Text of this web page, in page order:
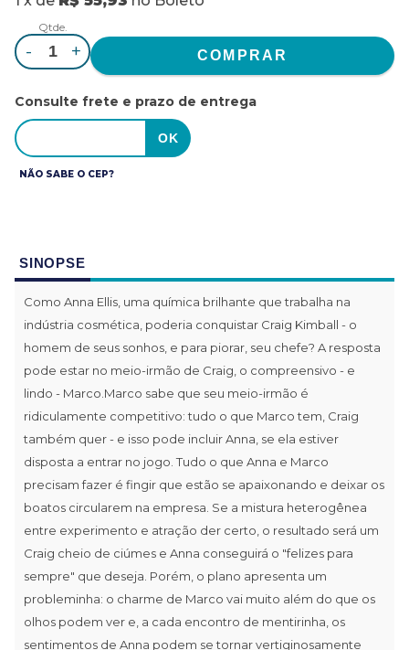
Qtde.
- +
Consulte frete e prazo de entrega
NÃO SABE O CEP?
SINOPSE
Como Anna Ellis, uma química brilhante que trabalha na
indústria cosmética, poderia conquistar Craig Kimball - o
homem de seus sonhos, e para piorar, seu chefe? A resposta
pode estar no meio-irmão de Craig, o compreensivo - e
lindo - Marco.Marco sabe que seu meio-irmão é
ridiculamente competitivo: tudo o que Marco tem, Craig
também quer - e isso pode incluir Anna, se ela estiver
disposta a entrar no jogo. Tudo o que Anna e Marco
precisam fazer é fingir que estão se apaixonando e deixar os
boatos circularem na empresa. Se a mistura heterogênea
entre experimento e atração der certo, o resultado será um
Craig cheio de ciúmes e Anna conseguirá o "felizes para
sempre" que deseja. Porém, o plano apresenta um
probleminha: o charme de Marco vai muito além do que os
olhos podem ver e, a cada encontro de mentirinha, os
sentimentos de Anna podem se tornar vertiginosamente